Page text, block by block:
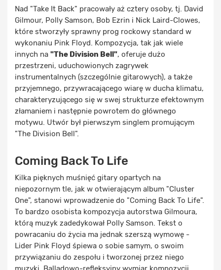
Nad "Take It Back" pracowały aż cztery osoby, tj. David
Gilmour, Polly Samson, Bob Ezrin i Nick Laird-Clowes,
które stworzyły sprawny prog rockowy standard w
wykonaniu Pink Floyd. Kompozycja, tak jak wiele
innych na "The Division Bell", oferuje dużo
przestrzeni, uduchowionych zagrywek
instrumentalnych (szczególnie gitarowych), a także
przyjemnego, przywracającego wiarę w ducha klimatu,
charakteryzującego się w swej strukturze efektownym
złamaniem i następnie powrotem do głównego
motywu. Utwór był pierwszym singlem promującym
"The Division Bell".
Coming Back To Life
Kilka pięknych muśnięć gitary opartych na
niepozornym tle, jak w otwierającym album "Cluster
One", stanowi wprowadzenie do "Coming Back To Life".
To bardzo osobista kompozycja autorstwa Gilmoura,
którą muzyk zadedykował Polly Samson. Tekst o
powracaniu do życia ma jednak szerszą wymowę -
Lider Pink Floyd śpiewa o sobie samym, o swoim
przywiązaniu do zespołu i tworzonej przez niego